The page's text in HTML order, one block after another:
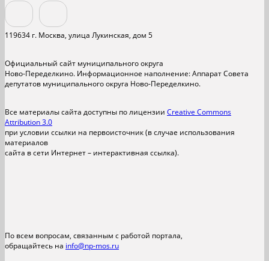
119634 г. Москва, улица Лукинская, дом 5
Официальный сайт муниципального округа
Ново-Переделкино. Информационное наполнение: Аппарат Совета
депутатов муниципального округа Ново-Переделкино.
Все материалы сайта доступны по лицензии Creative Commons
Attribution 3.0
при условии ссылки на первоисточник (в случае использования
материалов
сайта в сети Интернет – интерактивная ссылка).
По всем вопросам, связанным с работой портала,
обращайтесь на info@np-mos.ru